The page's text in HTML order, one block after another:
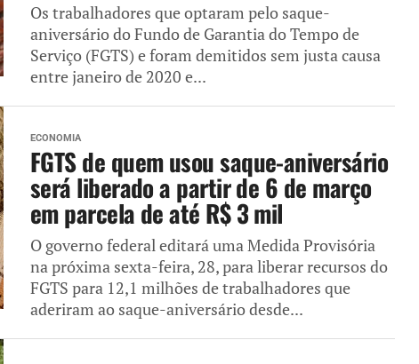
Os trabalhadores que optaram pelo saque-
aniversário do Fundo de Garantia do Tempo de
Serviço (FGTS) e foram demitidos sem justa causa
entre janeiro de 2020 e...
ECONOMIA
FGTS de quem usou saque-aniversário
será liberado a partir de 6 de março
em parcela de até R$ 3 mil
O governo federal editará uma Medida Provisória
na próxima sexta-feira, 28, para liberar recursos do
FGTS para 12,1 milhões de trabalhadores que
aderiram ao saque-aniversário desde...